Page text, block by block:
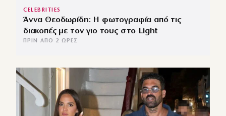
CELEBRITIES
Άννα Θεοδωρίδη: Η φωτογραφία από τις
διακοπές με τον γιο τους στο Light
ΠΡΙΝ ΑΠΌ 2 ΏΡΕΣ